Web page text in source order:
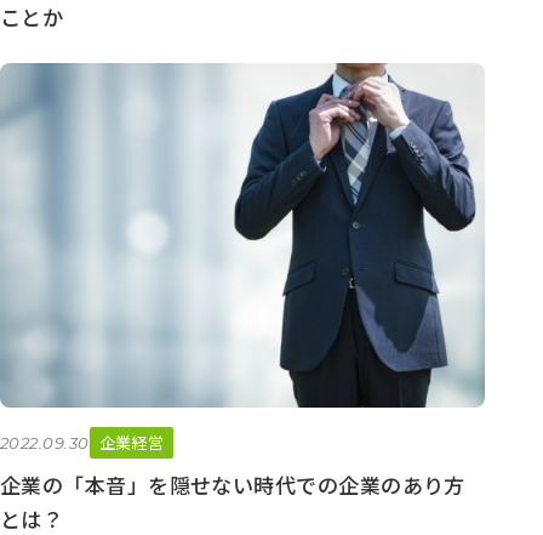
ことか
2022.09.30 企業経営
企業の「本音」を隠せない時代での企業のあり方
とは？